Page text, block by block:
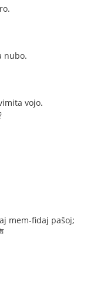
nubo.
vojo.
mem-fidaj paŝoj;